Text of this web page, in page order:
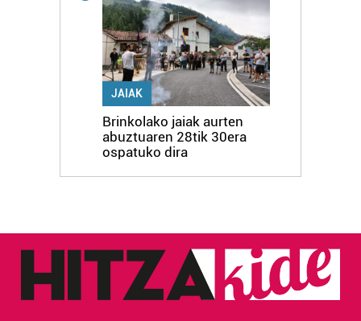
JAIAK
Brinkolako jaiak aurten
abuztuaren 28tik 30era
ospatuko dira